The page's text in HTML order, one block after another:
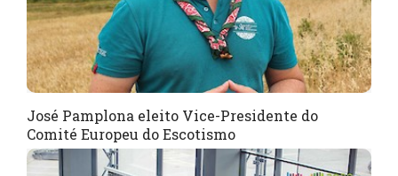
José Pamplona eleito Vice-Presidente do
Comité Europeu do Escotismo